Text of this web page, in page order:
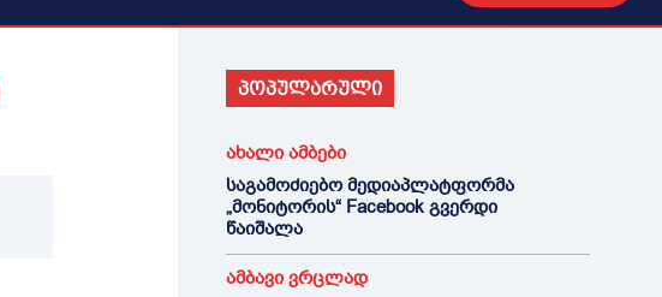
პოპულარული
ახალი ამბები
საგამოძიებო მედიაპლატფორმა
„მონიტორის“ Facebook გვერდი
წაიშალა
ამბავი ვრცლად